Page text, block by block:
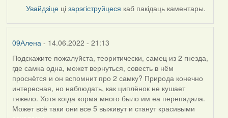
Увайдзіце цізарэгіструйцеся каб пакідаць каментары.
09Алена- 14.06.2022 - 21:13
Подскажите пожалуйста, теоритически, самец из 2 гнезда,
где самка одна, может вернуться, совесть в нём
проснётся и он вспомнит про 2 самку? Природа конечно
интересная, но наблюдать, как циплёнок не кушает
тяжело. Хотя когда корма много было им еа перепадала.
Может всё таки они все 5 выживут и станут красивыми